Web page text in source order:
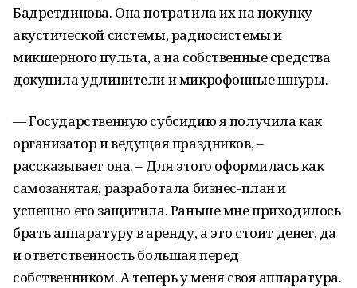
Бадретдинова. Она потратила их на покупку
акустической системы, радиосистемы и
микшерного пульта, а на собственные средства
докупила удлинители и микрофонные шнуры.
— Государственную субсидию я получила как
организатор и ведущая праздников, –
рассказывает она. – Для этого оформилась как
самозанятая, разработала бизнес-план и
успешно его защитила. Раньше мне приходилось
брать аппаратуру в аренду, а это стоит денег, да
и ответственность большая перед
собственником. А теперь у меня своя аппаратура.